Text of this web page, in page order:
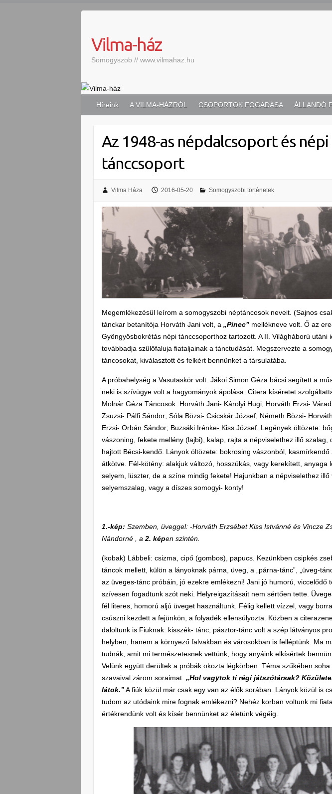
Vilma-ház
Somogyszob // www.vilmahaz.hu
Híreink A VILMA-HÁZRÓL CSOPORTOK FOGADÁSA ÁLLANDÓ
Az 1948-as népdalcsoport és népi
tánccsoport
Vilma Háza 2016-05-20 Somogyszobi történetek
Megemlékezésül leírom a somogyszobi néptáncosok neveit. (Sajnos
tánckar betanítója Horváth Jani volt, a„Pinec” mellékneve volt. Ő az
Gyöngyösbokrétás népi tánccsoporthoz tartozott. A II. Világháború utáni
továbbadja szülőfaluja fiataljainak a tánctudását. Megszervezte a
táncosokat, kiválasztott és felkért bennünket a társulatába.
A próbahelység a Vasutaskör volt. Jákoi Simon Géza bácsi segített a
neki is szívügye volt a hagyományok ápolása. Citera kíséretet
Molnár Géza Táncosok: Horváth Jani- Károlyi Hugi; Horváth Erzsi-
Zsuzsi- Pálfi Sándor; Sóla Bözsi- Csicskár József; Németh Bözsi-
Erzsi- Orbán Sándor; Buzsáki Irénke- Kiss József. Legények öltözete:
vászoning, fekete mellény (lajbi), kalap, rajta a népviselethez illő szalag,
hajtott Bécsi-kendő. Lányok öltözete: bokrosing vászonból, kasmírkendő
átkötve. Fél-kötény: alakjuk változó, hosszúkás, vagy kerekített, anyaga
selyem, lüszter, de a színe mindig fekete! Hajunkban a népviselethez illő
selyemszalag, vagy a díszes somogyi- konty!
1.-kép: Szemben, üveggel: -Horváth Erzsébet Kiss Istvánné és Vincze
Nándorné , a2. képen szintén.
(kobak) Lábbeli: csizma, cipő (gombos), papucs. Kezünkben csipkés
táncok mellett, külön a lányoknak párna, üveg, a „párna-tánc”, „üveg-
az üveges-tánc próbáin, jó ezekre emlékezni! Jani jó humorú, viccelődő
szívesen fogadtunk szót neki. Helyreigazításait nem sértően tette.
fél literes, homorú aljú üveget használtunk. Félig kellett vízzel, vagy
csúszni kezdett a fejünkön, a folyadék ellensúlyozta. Közben a
daloltunk is Fiuknak: kisszék- tánc, pásztor-tánc volt a szép látványos
helyben, hanem a környező falvakban és városokban is felléptünk. Ma
tudnák, amit mi természetesnek vettünk, hogy anyáink elkísértek
Velünk együtt derültek a próbák okozta légkörben. Téma szűkében soha
szavaival zárom soraimat.„Hol vagytok ti régi játszótársak?
látok.”A fiúk közül már csak egy van az élők sorában. Lányok közül is
tudom az utódaink mire fognak emlékezni? Nehéz korban voltunk mi
értékrendünk volt és kísér bennünket az életünk végéig.